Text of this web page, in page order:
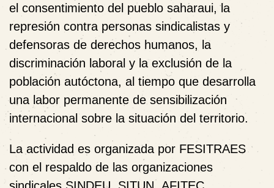
el consentimiento del pueblo saharaui, la
represión contra personas sindicalistas y
defensoras de derechos humanos, la
discriminación laboral y la exclusión de la
población autóctona, al tiempo que desarrolla
una labor permanente de sensibilización
internacional sobre la situación del territorio.
La actividad es organizada por FESITRAES
con el respaldo de las organizaciones